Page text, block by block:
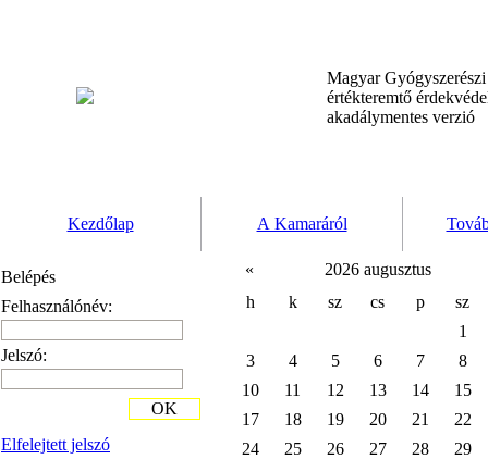
Magyar
értékteremtő
akadálymentes verzió
Kezdőlap A Kamaráról
Belépés
Felhasználónév:
Jelszó:
Elfelejtett jelszó
OK
«
2026 augusztus
h
k sz cs p
sz
1
3
4 5 6 7
8
10
11 12 13 14
15
17
18 19 20 21
22
24
25 26 27 28
29